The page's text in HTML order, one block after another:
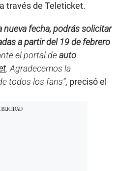
través de Teleticket.
nueva fecha, podrás solicitar
a partir del 19 de febrero
el portal deauto
. Agradecemos la
todos los fans”, precisó el